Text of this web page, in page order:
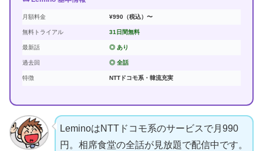
月額料金 ¥990（税込）〜
無料トライアル 31日間無料
最新話 ◎ あり
過去回 ◎ 全話
特徴 NTTドコモ系・韓流充実
LeminoはNTTドコモ系のサービスで月990
円。相席食堂の全話が見放題で配信中です。